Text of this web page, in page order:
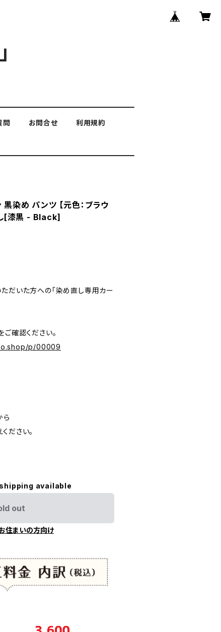
問 お問合せ 利用規約
染め パンツ 【元色：ブラウ
[漆黒 - Black]
だいた方への「染め直し専用カー
確認ください。
p/00009
ら
ださい。
available
out
住まいの方向け